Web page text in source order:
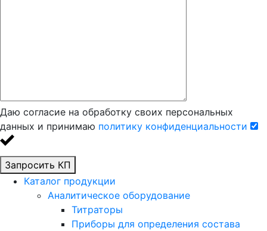
Даю согласие на обработку своих персональных
данных и принимаю политику конфиденциальности
Запросить КП
Каталог продукции
Аналитическое оборудование
Титраторы
Приборы для определения состава